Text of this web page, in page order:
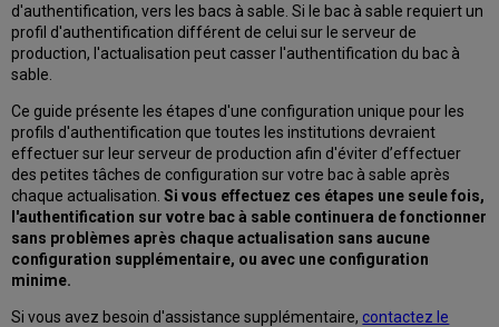
d'authentification, vers les bacs à sable. Si le bac à sable requiert un
profil d'authentification différent de celui sur le serveur de
production, l'actualisation peut casser l'authentification du bac à
sable.
Ce guide présente les étapes d'une configuration unique pour les
profils d'authentification que toutes les institutions devraient
effectuer sur leur serveur de production afin d'éviter d’effectuer
des petites tâches de configuration sur votre bac à sable après
chaque actualisation.Si vous effectuez ces étapes une seule fois,
l'authentification sur votre bac à sable continuera de fonctionner
sans problèmes après chaque actualisation sans aucune
configuration supplémentaire, ou avec une configuration
minime.
Si vous avez besoin d'assistance supplémentaire, contactez le